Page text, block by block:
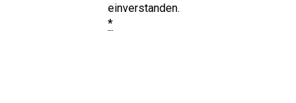
einverstanden.
*